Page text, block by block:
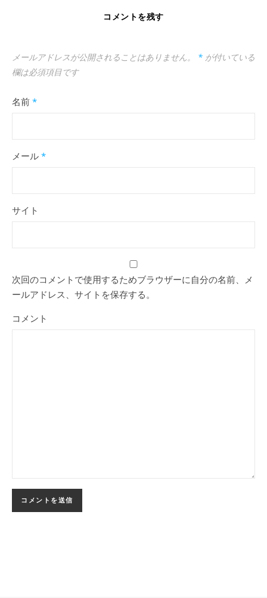
コメントを残す
メールアドレスが公開されることはありません。 * が付いている
欄は必須項目です
名前 *
メール *
サイト
次回のコメントで使用するためブラウザーに自分の名前、メ
ールアドレス、サイトを保存する。
コメント